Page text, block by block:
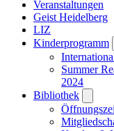
Veranstaltungen
Geist Heidelberg
LIZ
Kinderprogramm
Summer
2024
Bibliothek